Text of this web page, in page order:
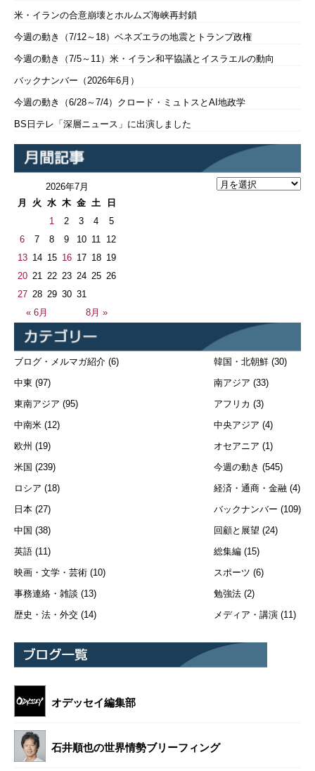
米・イランの合意崩壊とホルムズ海峡再封鎖
今週の動き（7/12～18）ベネズエラの地震とトランプ政権
今週の動き（7/5～11）米・イラン和平協議とイスラエルの動向
バックナンバー（2026年6月）
今週の動き（6/28～7/4）クロード・ミュトスとAI地政学
BS日テレ「深層ニュース」に出演しました
2026年7月
月
火 水 木 金 土 日
« 6月 8月 »
1 2 3 4
5
6
7 8 9 10 11 12
13 14 15 16 17 18 19
20 21 22 23 24 25 26
27 28 29 30 31
ブログ・メルマガ紹介 (6)
中東 (97)
東南アジア (95)
中南米 (12)
欧州 (19)
米国 (239)
ロシア (18)
日本 (27)
中国 (38)
英語 (11)
映画・文学・芸術 (10)
事務連絡・雑談 (13)
歴史・法・外交 (14)
韓国・北朝鮮 (30)
南アジア (33)
アフリカ (3)
中央アジア (4)
オセアニア (1)
今週の動き (545)
経済・通商・金融 (4)
バックナンバー (109)
回顧と展望 (24)
総集編 (15)
スポーツ (6)
勉強法 (2)
メディア・講演 (11)
オデッセイ編集部
石井順也の世界情勢ブリーフィング